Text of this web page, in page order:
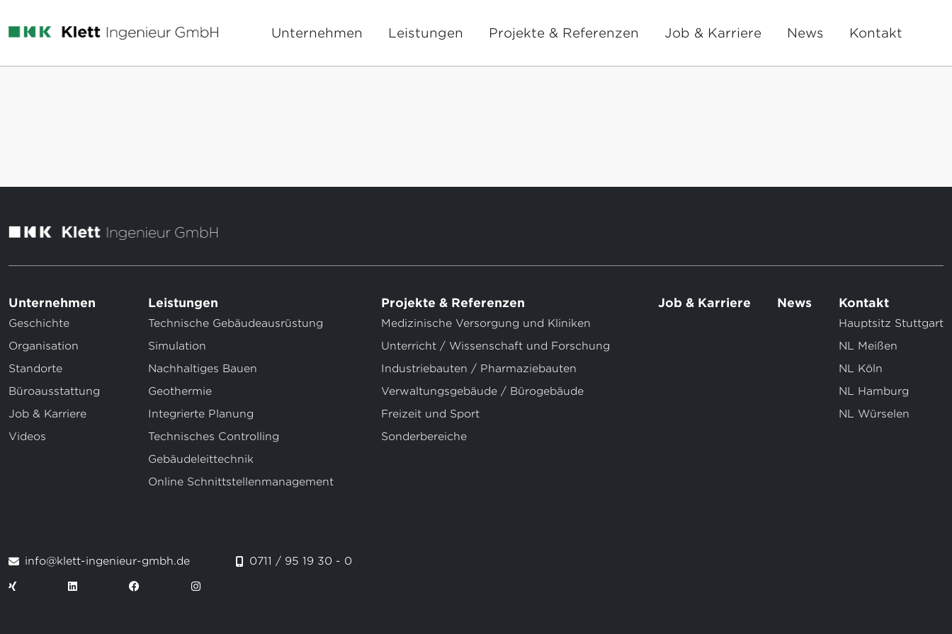
Unternehmen Leistungen Projekte & Referenzen Job & Karriere News Kontakt
Unternehmen
Geschichte
Organisation
Standorte
Büroausstattung
Job & Karriere
Videos
Leistungen
Technische Gebäudeausrüstung
Simulation
Nachhaltiges Bauen
Geothermie
Integrierte Planung
Technisches Controlling
Gebäudeleittechnik
Online Schnittstellenmanagement
Projekte & Referenzen
Medizinische Versorgung und Kliniken
Unterricht / Wissenschaft und Forschung
Industriebauten / Pharmaziebauten
Verwaltungsgebäude / Bürogebäude
Freizeit und Sport
Sonderbereiche
Job & Karriere News Kontakt
Hauptsitz Stuttgart
NL Meißen
NL Köln
NL Hamburg
NL Würselen
info@klett-ingenieur-gmbh.de 0711 / 95 19 30 - 0